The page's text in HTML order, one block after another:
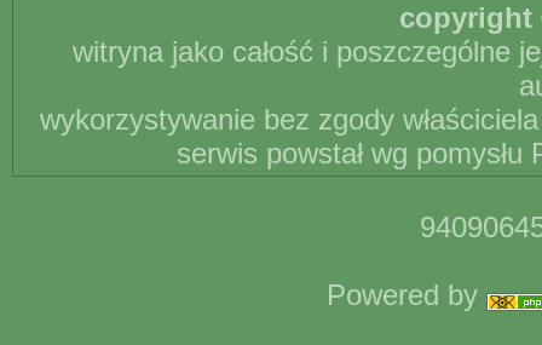
copyright
witryna jako całość i poszczególne
wykorzystywanie bez zgody
serwis powstał wg
Powered by